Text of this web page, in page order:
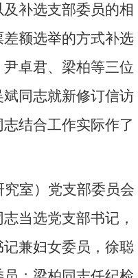
补选支部委员的相
额选举的方式补选
卓君、梁柏等三位
同志就新修订信访
结合工作实际作了
室）党支部委员会
当选党支部书记，
兼妇女委员，徐聪